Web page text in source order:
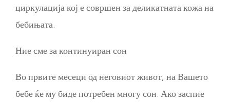
циркулација кој е совршен за деликатната кожа на
бебињата.
Ние сме за континуиран сон
Во првите месеци од неговиот живот, на Вашето
бебе ќе му биде потребен многу сон. Ако заспие